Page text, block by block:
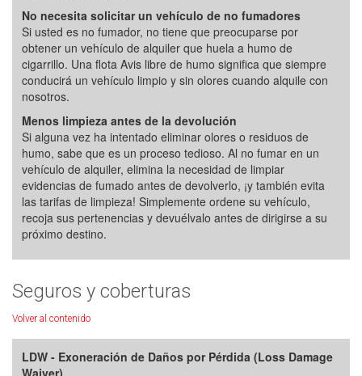
No necesita solicitar un vehículo de no fumadores
Si usted es no fumador, no tiene que preocuparse por
obtener un vehículo de alquiler que huela a humo de
cigarrillo. Una flota Avis libre de humo significa que siempre
conducirá un vehículo limpio y sin olores cuando alquile con
nosotros.
Menos limpieza antes de la devolución
Si alguna vez ha intentado eliminar olores o residuos de
humo, sabe que es un proceso tedioso. Al no fumar en un
vehículo de alquiler, elimina la necesidad de limpiar
evidencias de fumado antes de devolverlo, ¡y también evita
las tarifas de limpieza! Simplemente ordene su vehículo,
recoja sus pertenencias y devuélvalo antes de dirigirse a su
próximo destino.
Seguros y coberturas
Volver al contenido
LDW - Exoneración de Daños por Pérdida (Loss Damage
Waiver)